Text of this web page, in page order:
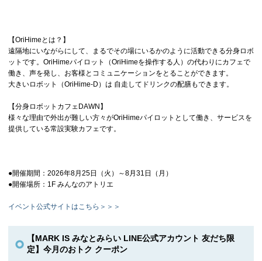
【OriHimeとは？】
遠隔地にいながらにして、まるでその場にいるかのように活動できる分身ロボ
ットです。OriHimeパイロット（OriHimeを操作する人）の代わりにカフェで
働き、声を発し、お客様とコミュニケーションをとることができます。
大きいロボット（OriHime-D）は 自走してドリンクの配膳もできます。
【分身ロボットカフェDAWN】
様々な理由で外出が難しい方々がOriHimeパイロットとして働き、サービスを
提供している常設実験カフェです。
●開催期間：2026年8月25日（火）～8月31日（月）
●開催場所：1F みんなのアトリエ
イベント公式サイトはこちら＞＞＞
【MARK IS みなとみらい LINE公式アカウント 友だち限
定】今月のおトク クーポン